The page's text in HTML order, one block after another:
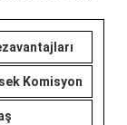
Komisyon